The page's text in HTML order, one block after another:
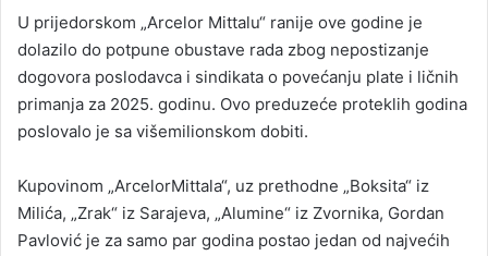
U prijedorskom „Arcelor Mittalu“ ranije ove godine je
dolazilo do potpune obustave rada zbog nepostizanje
dogovora poslodavca i sindikata o povećanju plate i ličnih
primanja za 2025. godinu. Ovo preduzeće proteklih godina
poslovalo je sa višemilionskom dobiti.
Kupovinom „ArcelorMittala“, uz prethodne „Boksita“ iz
Milića, „Zrak“ iz Sarajeva, „Alumine“ iz Zvornika, Gordan
Pavlović je za samo par godina postao jedan od najvećih